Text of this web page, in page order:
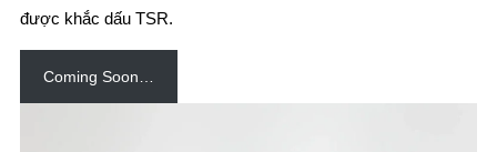
được khắc dấu TSR.
Coming Soon…